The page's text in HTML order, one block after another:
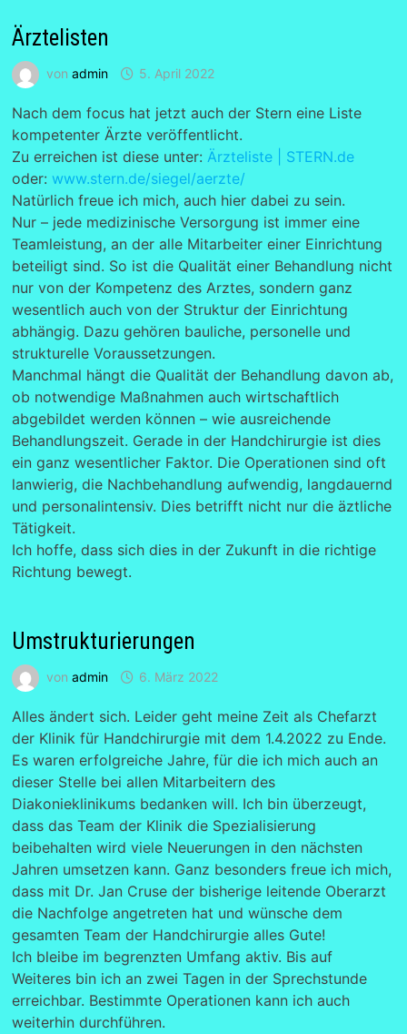
Ärztelisten
von admin 5. April 2022
Nach dem focus hat jetzt auch der Stern eine Liste
kompetenter Ärzte veröffentlicht.
Zu erreichen ist diese unter: Ärzteliste | STERN.de
oder: www.stern.de/siegel/aerzte/
Natürlich freue ich mich, auch hier dabei zu sein.
Nur – jede medizinische Versorgung ist immer eine
Teamleistung, an der alle Mitarbeiter einer Einrichtung
beteiligt sind. So ist die Qualität einer Behandlung nicht
nur von der Kompetenz des Arztes, sondern ganz
wesentlich auch von der Struktur der Einrichtung
abhängig. Dazu gehören bauliche, personelle und
strukturelle Voraussetzungen.
Manchmal hängt die Qualität der Behandlung davon ab,
ob notwendige Maßnahmen auch wirtschaftlich
abgebildet werden können – wie ausreichende
Behandlungszeit. Gerade in der Handchirurgie ist dies
ein ganz wesentlicher Faktor. Die Operationen sind oft
lanwierig, die Nachbehandlung aufwendig, langdauernd
und personalintensiv. Dies betrifft nicht nur die äztliche
Tätigkeit.
Ich hoffe, dass sich dies in der Zukunft in die richtige
Richtung bewegt.
Umstrukturierungen
von admin 6. März 2022
Alles ändert sich. Leider geht meine Zeit als Chefarzt
der Klinik für Handchirurgie mit dem 1.4.2022 zu Ende.
Es waren erfolgreiche Jahre, für die ich mich auch an
dieser Stelle bei allen Mitarbeitern des
Diakonieklinikums bedanken will. Ich bin überzeugt,
dass das Team der Klinik die Spezialisierung
beibehalten wird viele Neuerungen in den nächsten
Jahren umsetzen kann. Ganz besonders freue ich mich,
dass mit Dr. Jan Cruse der bisherige leitende Oberarzt
die Nachfolge angetreten hat und wünsche dem
gesamten Team der Handchirurgie alles Gute!
Ich bleibe im begrenzten Umfang aktiv. Bis auf
Weiteres bin ich an zwei Tagen in der Sprechstunde
erreichbar. Bestimmte Operationen kann ich auch
weiterhin durchführen.